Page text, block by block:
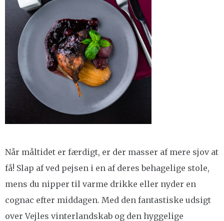
Når måltidet er færdigt, er der masser af mere sjov at
få! Slap af ved pejsen i en af deres behagelige stole,
mens du nipper til varme drikke eller nyder en
cognac efter middagen. Med den fantastiske udsigt
over Vejles vinterlandskab og den hyggelige